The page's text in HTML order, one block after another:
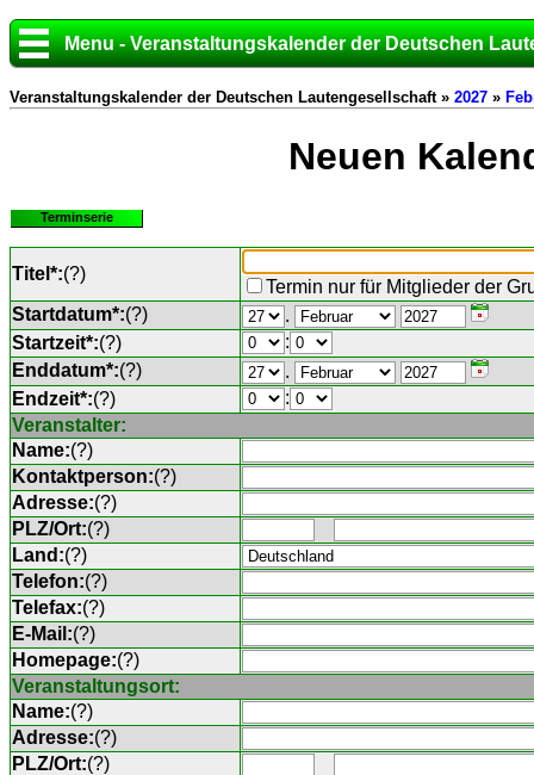
Menu - Veranstaltungskalender der Deutschen
Veranstaltungskalender der Deutschen Lautengesellschaft » 2027 »
Neuen
Terminserie
Titel*:(?)
Termin nur für Mitglieder der
Startdatum*:(?)
.
Startzeit*:(?)
:
Enddatum*:(?)
.
Endzeit*:(?)
:
Veranstalter:
Name:(?)
Kontaktperson:(?)
Adresse:(?)
PLZ/Ort:(?)
Land:(?)
Telefon:(?)
Telefax:(?)
E-Mail:(?)
Homepage:(?)
Veranstaltungsort:
Name:(?)
Adresse:(?)
PLZ/Ort:(?)